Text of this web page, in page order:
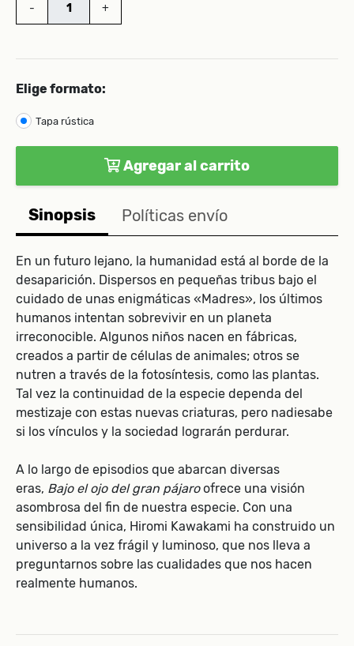
- +
Elige formato:
Tapa rústica
Agregar al carrito
Sinopsis Políticas envío
En un futuro lejano, la humanidad está al borde de la
desaparición. Dispersos en pequeñas tribus bajo el
cuidado de unas enigmáticas «Madres», los últimos
humanos intentan sobrevivir en un planeta
irreconocible. Algunos niños nacen en fábricas,
creados a partir de células de animales; otros se
nutren a través de la fotosíntesis, como las plantas.
Tal vez la continuidad de la especie dependa del
mestizaje con estas nuevas criaturas, pero nadiesabe
si los vínculos y la sociedad lograrán perdurar.
A lo largo de episodios que abarcan diversas
eras, Bajo el ojo del gran pájaroofrece una visión
asombrosa del fin de nuestra especie. Con una
sensibilidad única, Hiromi Kawakami ha construido un
universo a la vez frágil y luminoso, que nos lleva a
preguntarnos sobre las cualidades que nos hacen
realmente humanos.